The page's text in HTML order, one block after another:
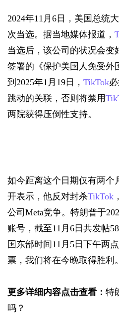
2024年11月6日，美国总统
次当选。据当地媒体报道，
当选后，该公司的状况会变
签署的《保护美国人免受外
到2025年1月19日， TikTok
跳动的关联，否则将禁用
两院获得压倒性支持。
如今距离这个日期仅有两个
开表示，他反对封杀TikTok
公司Meta竞争。特朗普于
账号，截至11月6日共发帖
国东部时间11月5日下午两
票，我们将在今晚取得胜利
更多详细内容点击查看： 特
吗？